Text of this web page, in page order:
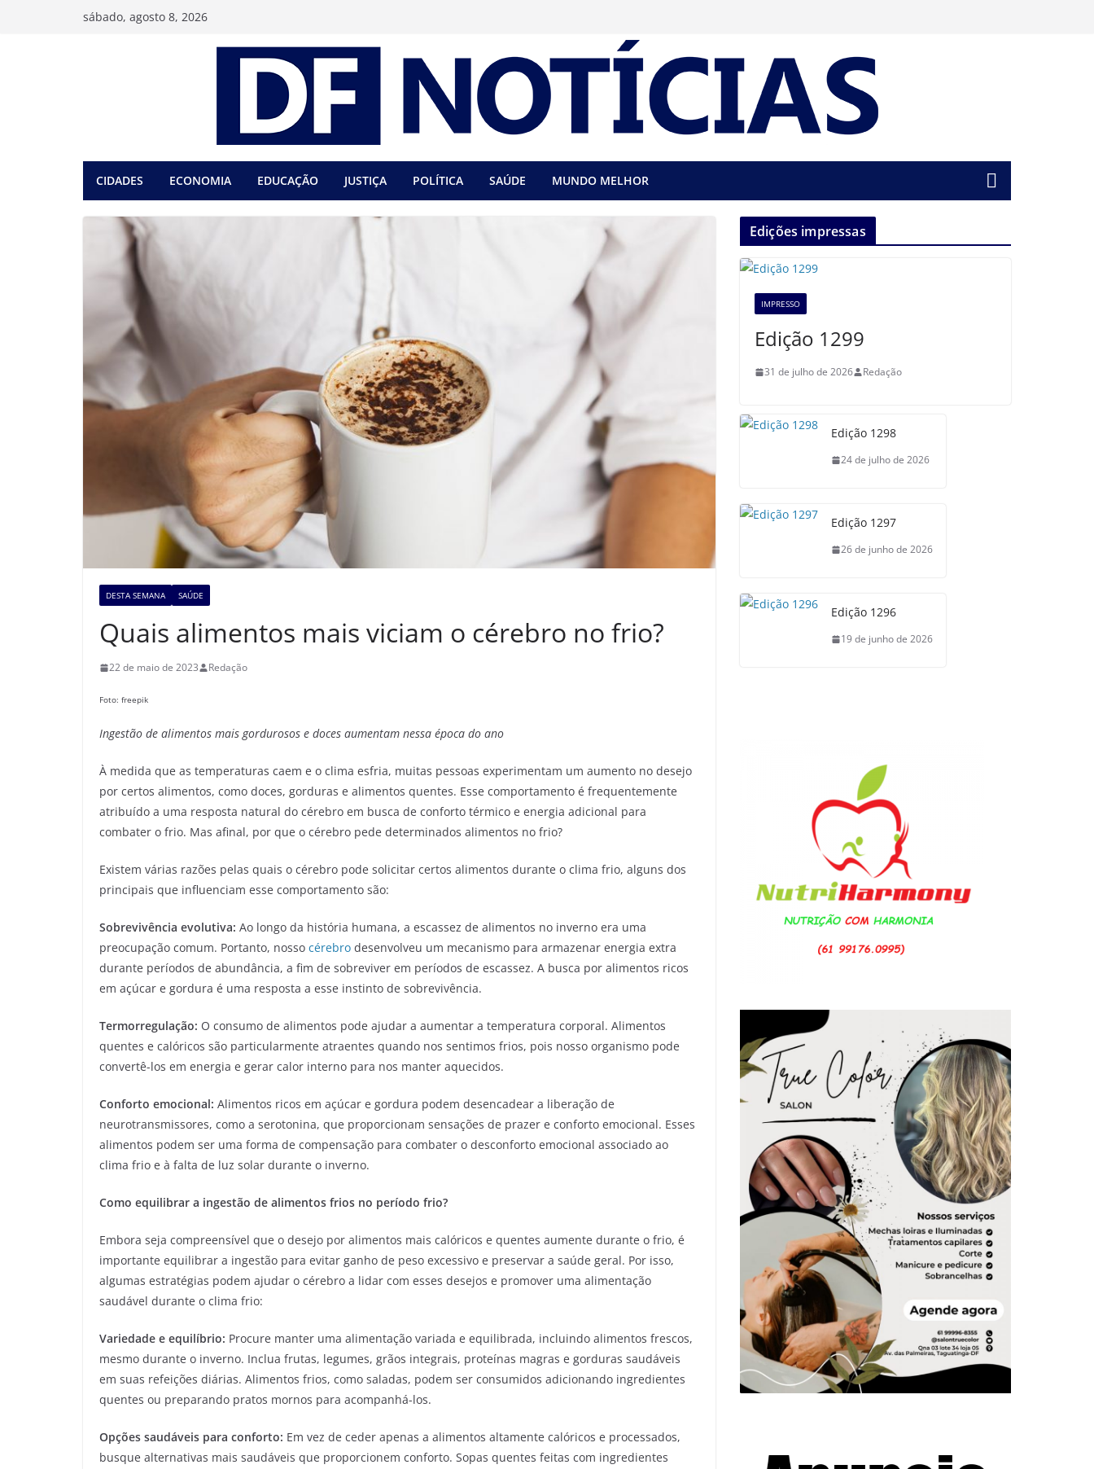
sábado, agosto 8, 2026
CIDADES ECONOMIA EDUCAÇÃO JUSTIÇA POLÍTICA SAÚDE MUNDO MELHOR
DESTA SEMANA SAÚDE
Quais alimentos mais viciam o cérebro no frio?
22 de maio de 2023 Redação
Foto: freepik
Ingestão de alimentos mais gordurosos e doces aumentam nessa época do ano
À medida que as temperaturas caem e o clima esfria, muitas pessoas experimentam um aumento no desejo
por certos alimentos, como doces, gorduras e alimentos quentes. Esse comportamento é frequentemente
atribuído a uma resposta natural do cérebro em busca de conforto térmico e energia adicional para
combater o frio. Mas afinal, por que o cérebro pede determinados alimentos no frio?
Existem várias razões pelas quais o cérebro pode solicitar certos alimentos durante o clima frio, alguns dos
principais que influenciam esse comportamento são:
Sobrevivência evolutiva: Ao longo da história humana, a escassez de alimentos no inverno era uma
preocupação comum. Portanto, nosso cérebro desenvolveu um mecanismo para armazenar energia extra
durante períodos de abundância, a fim de sobreviver em períodos de escassez. A busca por alimentos ricos
em açúcar e gordura é uma resposta a esse instinto de sobrevivência.
Termorregulação: O consumo de alimentos pode ajudar a aumentar a temperatura corporal. Alimentos
quentes e calóricos são particularmente atraentes quando nos sentimos frios, pois nosso organismo pode
convertê-los em energia e gerar calor interno para nos manter aquecidos.
Conforto emocional: Alimentos ricos em açúcar e gordura podem desencadear a liberação de
neurotransmissores, como a serotonina, que proporcionam sensações de prazer e conforto emocional. Esses
alimentos podem ser uma forma de compensação para combater o desconforto emocional associado ao
clima frio e à falta de luz solar durante o inverno.
Como equilibrar a ingestão de alimentos frios no período frio?
Embora seja compreensível que o desejo por alimentos mais calóricos e quentes aumente durante o frio, é
importante equilibrar a ingestão para evitar ganho de peso excessivo e preservar a saúde geral. Por isso,
algumas estratégias podem ajudar o cérebro a lidar com esses desejos e promover uma alimentação
saudável durante o clima frio:
Variedade e equilíbrio: Procure manter uma alimentação variada e equilibrada, incluindo alimentos frescos,
mesmo durante o inverno. Inclua frutas, legumes, grãos integrais, proteínas magras e gorduras saudáveis
em suas refeições diárias. Alimentos frios, como saladas, podem ser consumidos adicionando ingredientes
quentes ou preparando pratos mornos para acompanhá-los.
Opções saudáveis para conforto: Em vez de ceder apenas a alimentos altamente calóricos e processados,
busque alternativas mais saudáveis que proporcionem conforto. Sopas quentes feitas com ingredientes
Edições impressas
IMPRESSO
Edição 1299
31 de julho de 2026 Redação
Edição 1298
24 de julho de 2026
Edição 1297
26 de junho de 2026
Edição 1296
19 de junho de 2026